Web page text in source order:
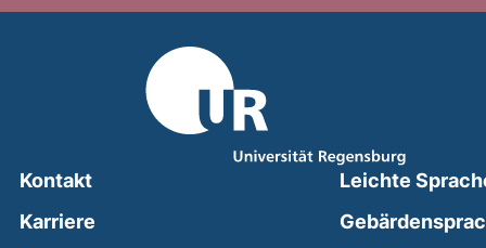
Kontakt
Karriere
Leichte